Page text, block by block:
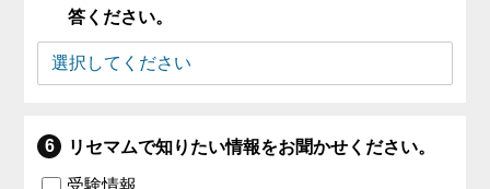
答ください。
リセマムで知りたい情報をお聞かせください。
受験情報